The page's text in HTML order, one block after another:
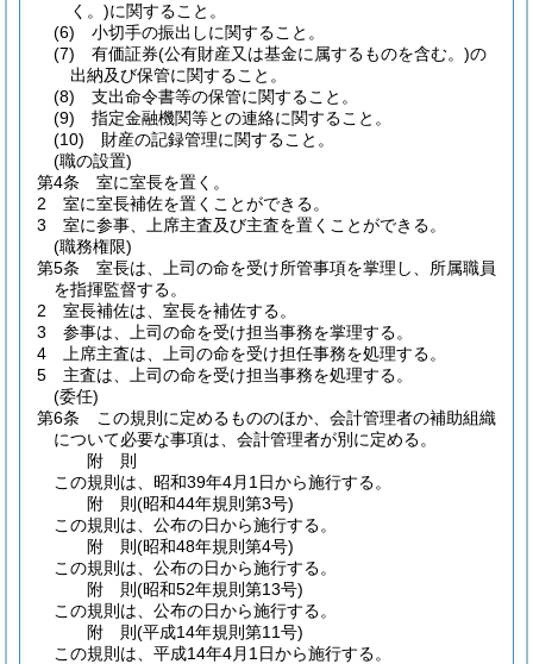
く。)に関すること。
(6)
小切手の振出しに関すること。
(7)
有価証券(公有財産又は基金に属するものを含む。)の
出納及び保管に関すること。
(8)
支出命令書等の保管に関すること。
(9)
指定金融機関等との連絡に関すること。
(10)
財産の記録管理に関すること。
(職の設置)
第4条
室に室長を置く。
2
室に室長補佐を置くことができる。
3
室に参事、上席主査及び主査を置くことができる。
(職務権限)
第5条
室長は、上司の命を受け所管事項を掌理し、所属職員
を指揮監督する。
2
室長補佐は、室長を補佐する。
3
参事は、上司の命を受け担当事務を掌理する。
4
上席主査は、上司の命を受け担任事務を処理する。
5
主査は、上司の命を受け担当事務を処理する。
(委任)
第6条
この規則に定めるもののほか、会計管理者の補助組織
について必要な事項は、会計管理者が別に定める。
附 則
この規則は、昭和39年4月1日から施行する。
附 則(昭和44年規則第3号)
この規則は、公布の日から施行する。
附 則(昭和48年規則第4号)
この規則は、公布の日から施行する。
附 則(昭和52年規則第13号)
この規則は、公布の日から施行する。
附 則(平成14年規則第11号)
この規則は、平成14年4月1日から施行する。